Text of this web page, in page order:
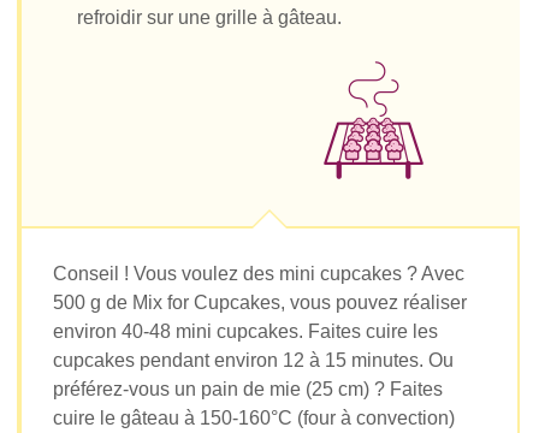
refroidir sur une grille à gâteau.
Conseil ! Vous voulez des mini cupcakes ? Avec
500 g de Mix for Cupcakes, vous pouvez réaliser
environ 40-48 mini cupcakes. Faites cuire les
cupcakes pendant environ 12 à 15 minutes. Ou
préférez-vous un pain de mie (25 cm) ? Faites
cuire le gâteau à 150-160°C (four à convection)